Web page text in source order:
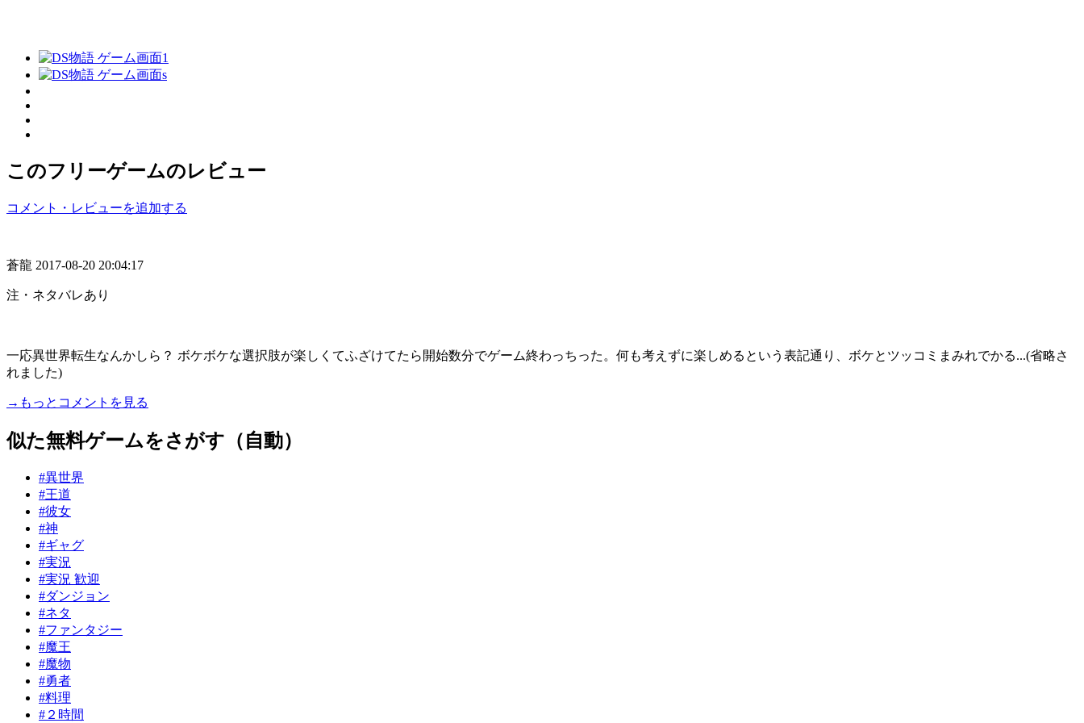
このフリーゲームのレビュー
コメント・レビューを追加する
蒼龍 2017-08-20 20:04:17
注・ネタバレあり
一応異世界転生なんかしら？ ボケボケな選択肢が楽しくてふざけてたら開始数分でゲーム終わっちった。何も考えずに楽しめるという表記通り、ボケとツッコミまみれでかる...(省略さ
れました)
→もっとコメントを見る
似た無料ゲームをさがす（自動）
#異世界
#王道
#彼女
#神
#ギャグ
#実況
#実況 歓迎
#ダンジョン
#ネタ
#ファンタジー
#魔王
#魔物
#勇者
#料理
#２時間